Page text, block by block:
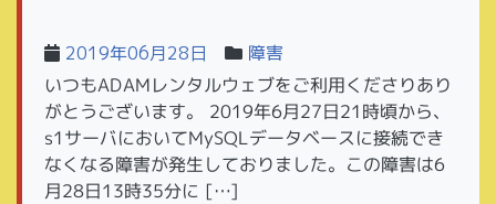
2019年06月28日 障害
いつもADAMレンタルウェブをご利用くださりあり
がとうございます。 2019年6月27日21時頃から、
s1サーバにおいてMySQLデータベースに接続でき
なくなる障害が発生しておりました。この障害は6
月28日13時35分に […]